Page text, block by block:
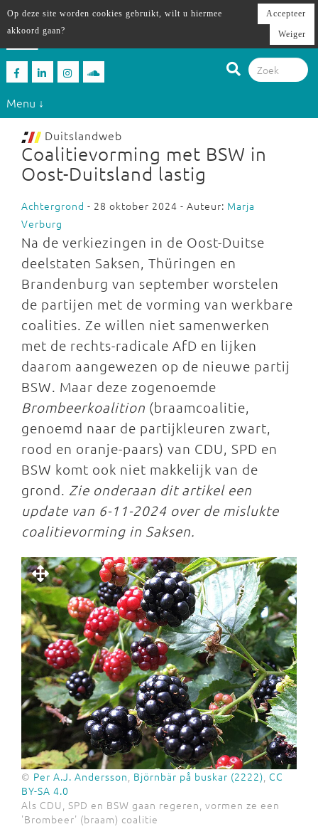
Menu ↓
Duitslandweb
Coalitievorming met BSW in
Oost-Duitsland lastig
Achtergrond - 28 oktober 2024 - Auteur: Marja
Verburg
Na de verkiezingen in de Oost-Duitse
deelstaten Saksen, Thüringen en
Brandenburg van september worstelen
de partijen met de vorming van werkbare
coalities. Ze willen niet samenwerken
met de rechts-radicale AfD en lijken
daarom aangewezen op de nieuwe partij
BSW. Maar deze zogenoemde
Brombeerkoalition (braamcoalitie,
genoemd naar de partijkleuren zwart,
rood en oranje-paars) van CDU, SPD en
BSW komt ook niet makkelijk van de
grond. Zie onderaan dit artikel een
update van 6-11-2024 over de mislukte
coalitievorming in Saksen.
© Per A.J. Andersson, Björnbär på buskar (2222), CC
BY-SA 4.0
Als CDU, SPD en BSW gaan regeren, vormen ze een
'Brombeer' (braam) coalitie
Op deze site worden cookies gebruikt, wilt u hiermee
akkoord gaan?
Accepteer
Weiger